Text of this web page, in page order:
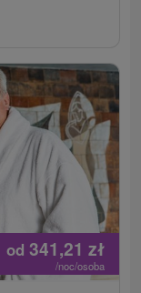
od 341,21 zł
/noc/osoba